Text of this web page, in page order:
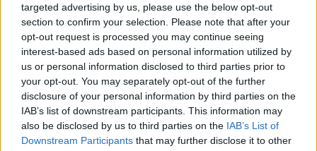
targeted advertising by us, please use the below opt-out
section to confirm your selection. Please note that after your
opt-out request is processed you may continue seeing
interest-based ads based on personal information utilized by
us or personal information disclosed to third parties prior to
your opt-out. You may separately opt-out of the further
disclosure of your personal information by third parties on the
IAB’s list of downstream participants. This information may
also be disclosed by us to third parties on the IAB’s List of
Downstream Participants that may further disclose it to other